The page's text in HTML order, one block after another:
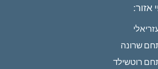
אזור:
שרונה
רוטשילד